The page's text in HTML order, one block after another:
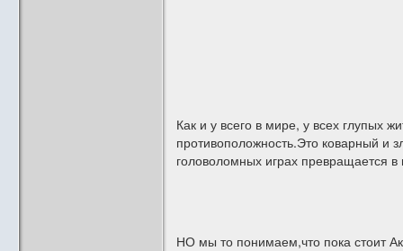
Как и у всего в мире, у всех глупых
противоположность.Это коварный и
головоломных играх превращается в
НО мы то понимаем,что пока стоит